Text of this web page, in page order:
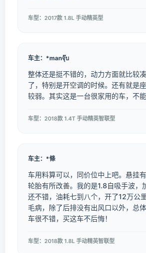
车型：2017款 1.8L 手动精英型
车主：*manจุ๊บ
整体还是挺不错的，动力方面就比较
了，特别是开空调的时候。还有就是
较弱。其实这是一台很家用的车，不
车型：2018款 1.4T 手动精英智联型
车主：*條
车用料算可以，同价位中上吧。悬挂
轮胎有所改善。我的是1.8自吸手波，
还不错，油耗七到八个，开了12万公
毛病，除了后排没有出风口以外，总
车很不错，买这车不后悔！
车型：2018款 1.8L 手动精英智联型